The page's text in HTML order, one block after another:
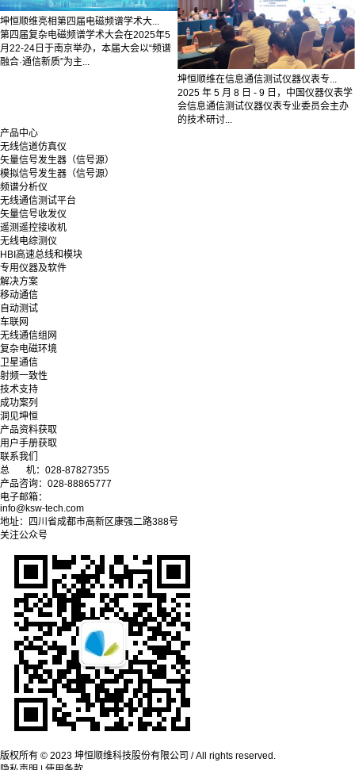
坤恒顺维亮相第四届电磁频谱学术大...
第四届复杂电磁频谱学术大会在2025年5
月22-24日于南京举办，本届大会以“频谱
融合·通信新质”为主...
坤恒顺维在信息通信测试仪器仪表专...
2025 年 5 月 8 日 - 9 日，中国仪器仪表学
会信息通信测试仪器仪表专业委员会主办
的技术研讨...
产品中心
无线信道仿真仪
矢量信号发生器（信号源）
模拟信号发生器（信号源）
频谱分析仪
无线通信测试平台
矢量信号收发仪
遥测遥控接收机
无线电综测仪
HBI高速总线和模块
专用仪器及软件
解决方案
移动通信
自动测试
车联网
无线通信组网
复杂电磁环境
卫星通信
射频一致性
技术支持
成功案列
洞见坤恒
产品资料获取
用户手册获取
联系我们
总 机：028-87827355
产品咨询：028-88865777
电子邮箱：
info@ksw-tech.com
地址：四川省成都市高新区康强二路388号
关注公众号
版权所有 © 2023 坤恒顺维科技股份有限公司 / All rights reserved.